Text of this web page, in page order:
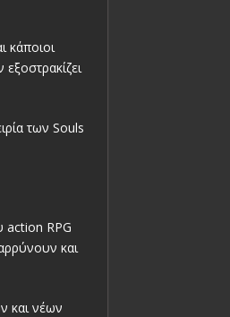
κάποιοι
των Souls
action RPG
και
και νέων